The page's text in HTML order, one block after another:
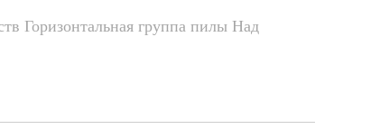
Горизонтальная группа пилы Над